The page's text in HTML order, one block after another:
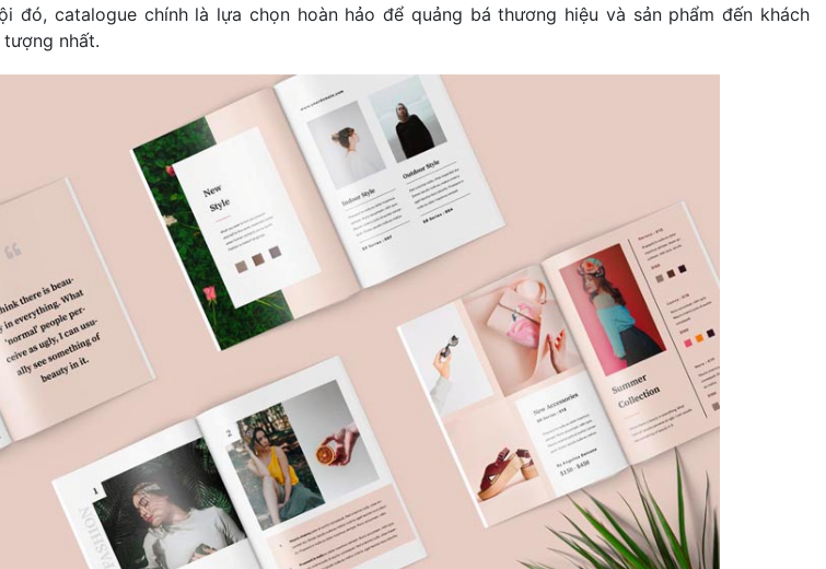
đó, catalogue chính là lựa chọn hoàn hảo để quảng bá thương hiệu và sản phẩm đến khách
nhất.